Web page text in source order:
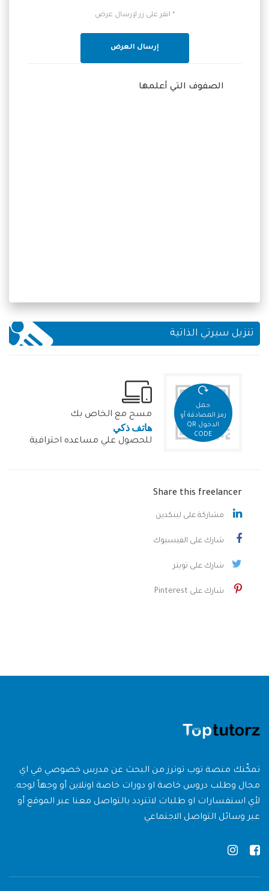
* انقر على زر لإرسال عرض
إرسال العرض
الصفوف التي أعلمها
تنزيل سيرتي الذاتية
حمل
رمز المصادقة أو
الدخول QR
CODE
مسح مع الخاص بك
هاتف ذكي
للحصول علي مساعده احترافية
Share this freelancer
مشاركة على لينكدين
شارك على الفيسبوك
شارك على تويتر
شارك على Pinterest
تمكّنك منصة توب توترز من البحث عن مدرس خصوصي في اي
مجال وطلب دروس خاصة او دورات خاصة اونلاين أو وجهاً لوجه.
لأي استفسارات او طلبات لاتتردد بالتواصل معنا عبر الموقع أو
عبر وسائل التواصل الاجتماعي